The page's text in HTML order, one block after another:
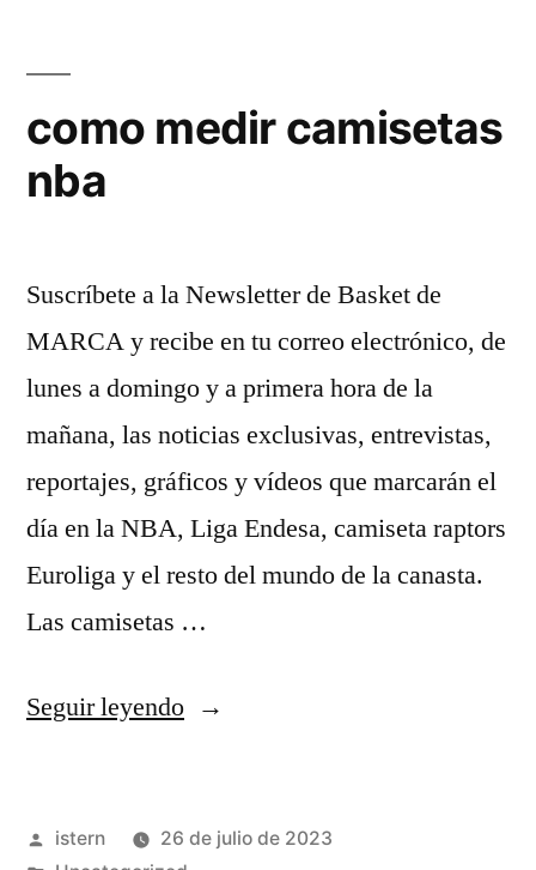
como medir camisetas
nba
Suscríbete a la Newsletter de Basket de
MARCA y recibe en tu correo electrónico, de
lunes a domingo y a primera hora de la
mañana, las noticias exclusivas, entrevistas,
reportajes, gráficos y vídeos que marcarán el
día en la NBA, Liga Endesa, camiseta raptors
Euroliga y el resto del mundo de la canasta.
Las camisetas …
Seguir leyendo«como
nba»
Publicado
istern
26 de julio de 2023